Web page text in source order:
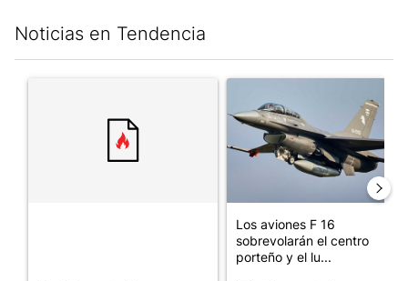
Noticias en Tendencia
Los aviones F 16
sobrevolarán el centro
porteño y el lu...